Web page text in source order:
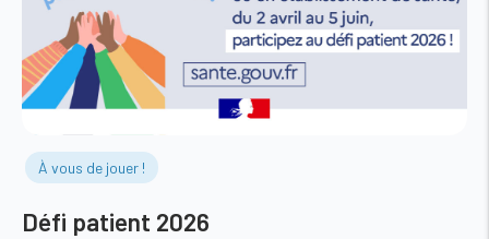
À vous de jouer !
Défi patient 2026